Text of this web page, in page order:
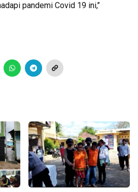
pandemi Covid 19 ini,’’